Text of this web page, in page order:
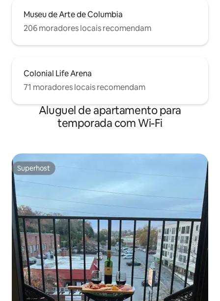
Museu de Arte de Columbia
206 moradores locais recomendam
Colonial Life Arena
71 moradores locais recomendam
Aluguel de apartamento para
temporada com Wi-Fi
Superhost
Superhost